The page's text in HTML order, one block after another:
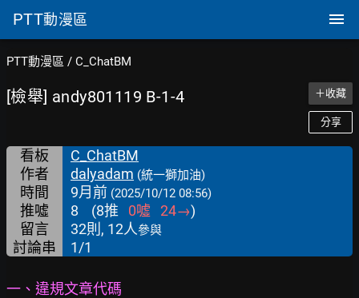
PTT動漫區
PTT動漫區 / C_ChatBM
[檢舉] andy801119 B-1-4 ＋收藏
分享
看板
C_ChatBM
作者
dalyadam (統一獅加油)
時間 9月前 (2025/10/12 08:56)
推噓 8 (8推 0噓 24→)
留言
32則, 12人參與
討論串 1/1
一、違規文章代碼